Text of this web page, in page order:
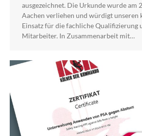
ausgezeichnet. Die Urkunde wurde am
Aachen verliehen und würdigt unseren
Einsatz für die fachliche Qualifizierung
Mitarbeiter. In Zusammenarbeit mit…